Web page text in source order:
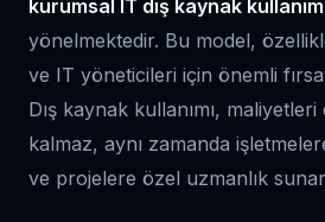
kurumsal IT dış kaynak
yönelmektedir. Bu model,
ve IT yöneticileri için önemli
Dış kaynak kullanımı,
kalmaz, aynı zamanda
ve projelere özel uzmanlık